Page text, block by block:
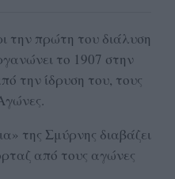
την πρώτη του διάλυση
το 1907 στην
την ίδρυση του, τους
της Σμύρνης διαβάζει
από τους αγώνες